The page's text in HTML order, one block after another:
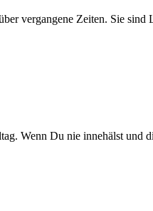
ver­gan­ge­ne Zei­ten. Sie
Wenn Du nie inne­hälst und